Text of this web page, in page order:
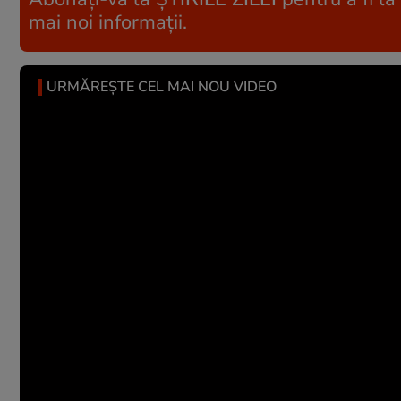
mai noi informații.
URMĂREȘTE CEL MAI NOU VIDEO